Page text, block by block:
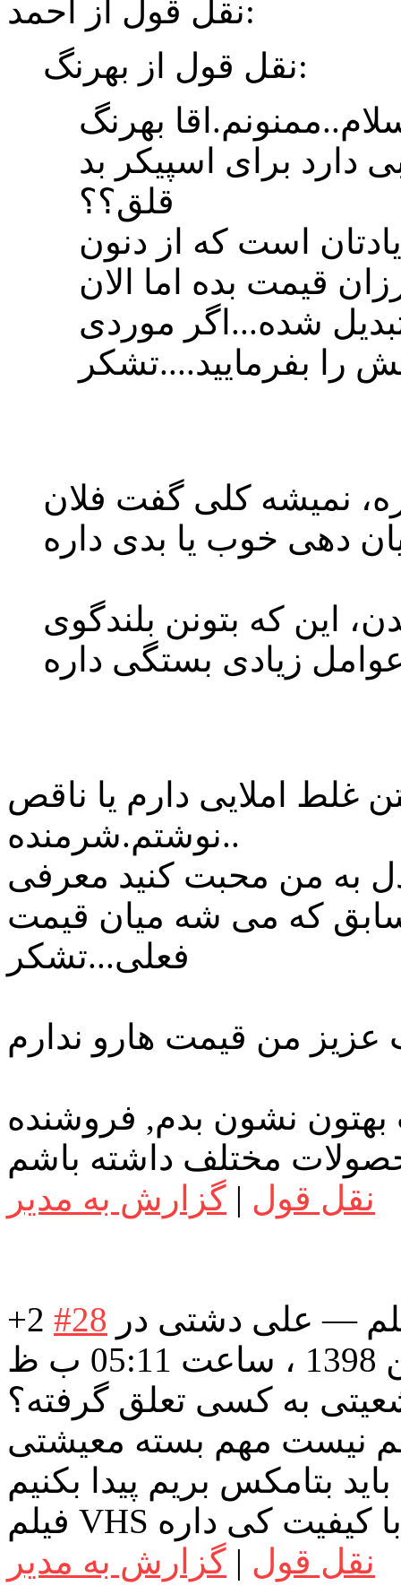
نقل قول از احمد:
نقل قول از بهرنگ:
دارد برای اسپیکر بد
قلق؟؟
است که از دنون
قیمت بده اما الان
شده...اگر موردی
را بفرمایید....تشکر
نمیشه کلی گفت فلان
این که بتونن بلندگوی
غلط املایی دارم یا ناقص
نوشتم.شرمنده..
به من محبت کنید معرفی
که می شه میان قیمت
فعلی...تشکر
نشون بدم, فروشنده
نقل قول | گزارش به مدیر
+2 #28 — علی دشتی در
به کسی تعلق گرفته؟
نیست مهم بسته معیشتی
بتامکس بریم پیدا بکنیم
فیلم VHS با کیفیت کی داره
نقل قول | گزارش به مدیر